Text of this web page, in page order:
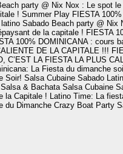
party @ Nix Nox : Le spot
! Summer Play FIESTA
Sabado Beach party @ Nix
de la capitale ! FIESTA
100% DOMINICANA : cours
DE LA CAPITALE !!!
C’EST LA FIESTA LA PLUS
La Fiesta du dimanche
Soir! Salsa Cubaine Sabado
Salsa & Bachata Salsa Cubaine
la Capitale ! Latino Time: La
du Dimanche Crazy Boat Party